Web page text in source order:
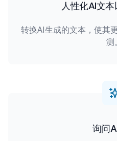
人性化AI文
转换AI生成的文本，使其
测。
询问